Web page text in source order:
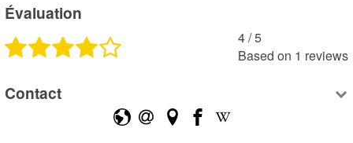
Évaluation
4 /5
Based on 1 reviews
Contact